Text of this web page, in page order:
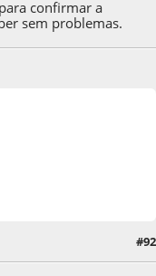
confirmar a
sem problemas.
#92